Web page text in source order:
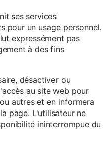
ses services
pour un usage personnel.
expressément pas
à des fins
désactiver ou
au site web pour
autres et en informera
page. L'utilisateur ne
ininterrompue du